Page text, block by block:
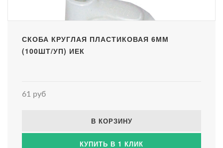
СКОБА КРУГЛАЯ ПЛАСТИКОВАЯ 6ММ
(100ШТ/УП) ИЕК
61 руб
В КОРЗИНУ
КУПИТЬ В 1 КЛИК